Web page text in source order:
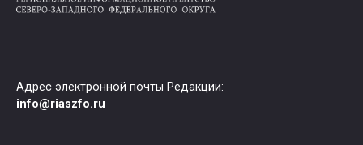
Адрес электронной почты Редакции:
info@riaszfo.ru